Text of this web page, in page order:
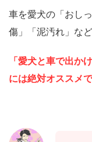
車を愛犬の「おし
傷」「泥汚れ」な
「愛犬と車で出か
には絶対オススメで